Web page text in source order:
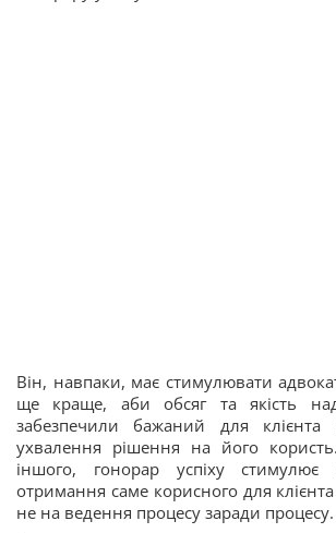
Він, навпаки, має стимулювати
ще краще, аби обсяг та якість
забезпечили бажаний для клієнта
ухвалення рішення на його
іншого, гонорар успіху стимулює
отримання саме корисного для клієнта
не на ведення процесу заради процесу.